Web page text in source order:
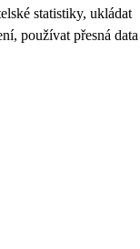
statistiky, ukládat
používat přesná data